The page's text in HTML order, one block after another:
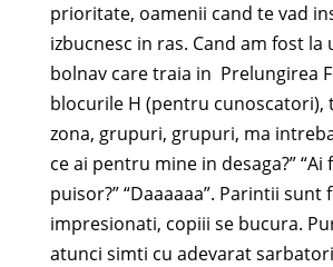
prioritate, oamenii cand te vad
izbucnesc in ras. Cand am fost la
bolnav care traia in Prelungirea
blocurile H (pentru cunoscatori),
zona, grupuri, grupuri, ma
ce ai pentru mine in desaga?”
puisor?” “Daaaaaa”. Parintii sunt
impresionati, copiii se bucura.
atunci simti cu adevarat